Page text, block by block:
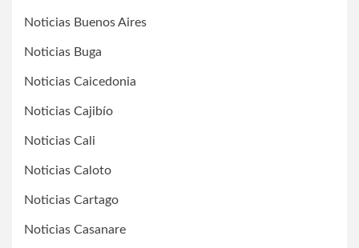
Noticias Buenos Aires
Noticias Buga
Noticias Caicedonia
Noticias Cajibío
Noticias Cali
Noticias Caloto
Noticias Cartago
Noticias Casanare